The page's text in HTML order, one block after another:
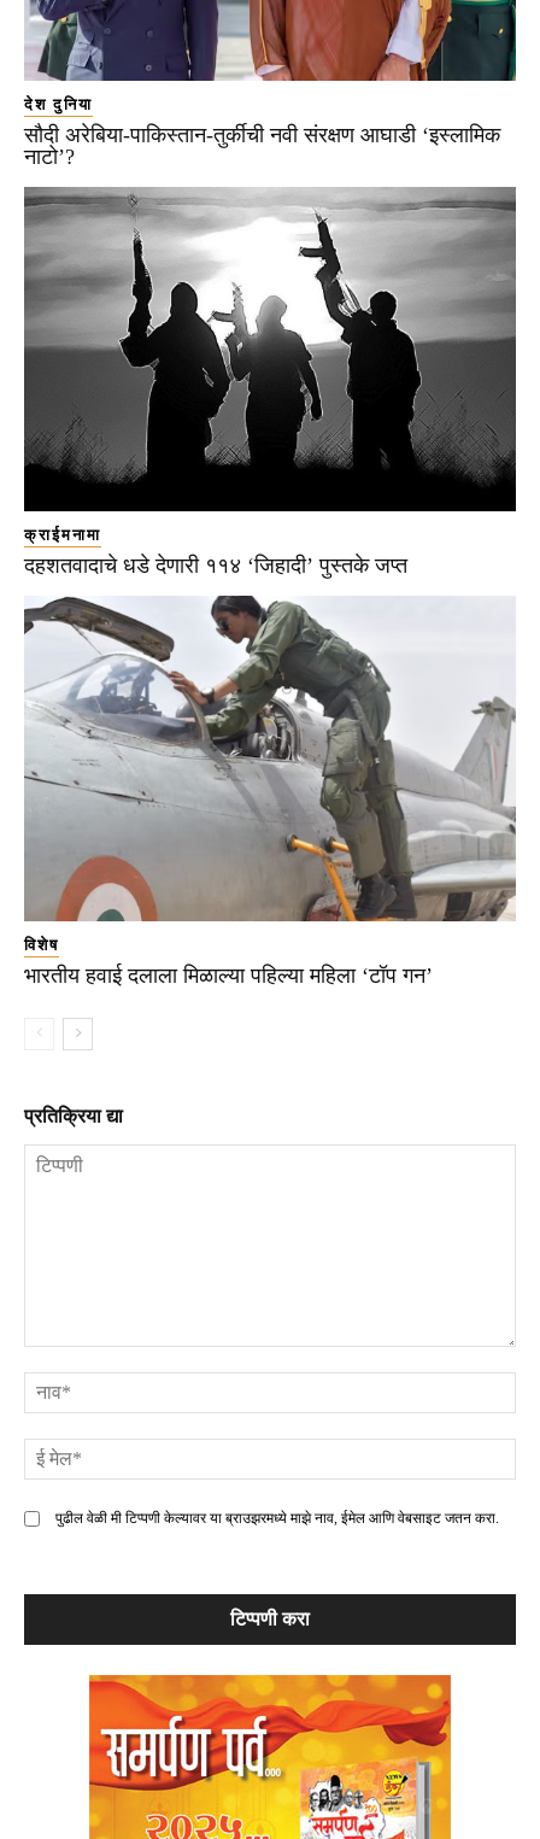
देश दुनिया
सौदी अरेबिया-पाकिस्तान-तुर्कीची नवी संरक्षण आघाडी ‘इस्लामिक
नाटो’?
क्राईमनामा
दहशतवादाचे धडे देणारी ११४ ‘जिहादी’ पुस्तके जप्त
विशेष
भारतीय हवाई दलाला मिळाल्या पहिल्या महिला ‘टॉप गन’
प्रतिक्रिया द्या
पुढील वेळी मी टिप्पणी केल्यावर या ब्राउझरमध्ये माझे नाव, ईमेल आणि वेबसाइट जतन करा.